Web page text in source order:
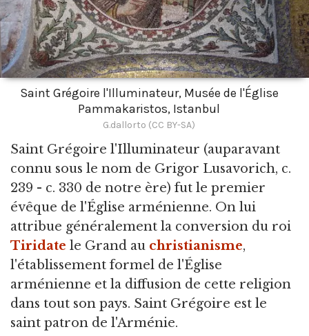
Saint Grégoire l'Illuminateur, Musée de l'Église
Pammakaristos, Istanbul
G.dallorto (CC BY-SA)
Saint Grégoire l'Illuminateur (auparavant
connu sous le nom de Grigor Lusavorich, c.
239 - c. 330 de notre ère) fut le premier
évêque de l'Église arménienne. On lui
attribue généralement la conversion du roi
Tiridate le Grand au christianisme,
l'établissement formel de l'Église
arménienne et la diffusion de cette religion
dans tout son pays. Saint Grégoire est le
saint patron de l'Arménie.